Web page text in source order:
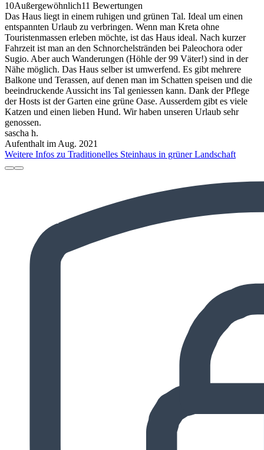
10Außergewöhnlich11 Bewertungen
Das Haus liegt in einem ruhigen und grünen Tal. Ideal um einen
entspannten Urlaub zu verbringen. Wenn man Kreta ohne
Touristenmassen erleben möchte, ist das Haus ideal. Nach kurzer
Fahrzeit ist man an den Schnorchelstränden bei Paleochora oder
Sugio. Aber auch Wanderungen (Höhle der 99 Väter!) sind in der
Nähe möglich. Das Haus selber ist umwerfend. Es gibt mehrere
Balkone und Terassen, auf denen man im Schatten speisen und die
beeindruckende Aussicht ins Tal geniessen kann. Dank der Pflege
der Hosts ist der Garten eine grüne Oase. Ausserdem gibt es viele
Katzen und einen lieben Hund. Wir haben unseren Urlaub sehr
genossen.
sascha h.
Aufenthalt im Aug. 2021
Weitere Infos zu Traditionelles Steinhaus in grüner Landschaft